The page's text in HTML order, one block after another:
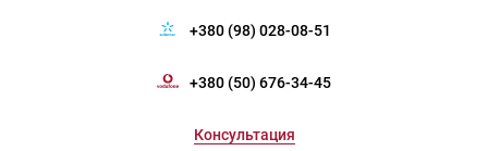
+380 (98) 028-08-51
+380 (50) 676-34-45
Консультация